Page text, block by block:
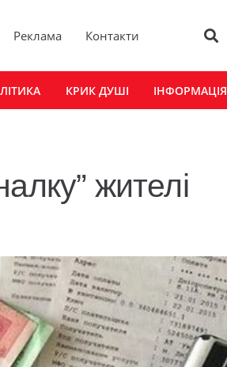
Реклама Контакти
КРИК ДУШІ ІНФОРМАЦІЯ
жителі